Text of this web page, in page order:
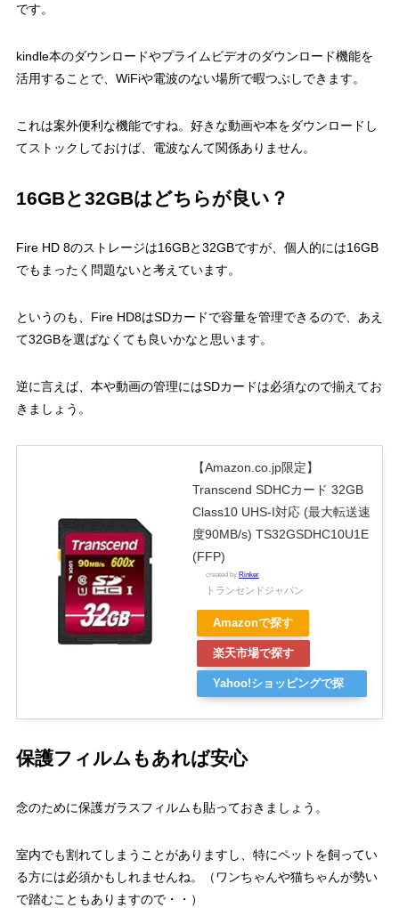
です。
kindle本のダウンロードやプライムビデオのダウンロード機能を
活用することで、WiFiや電波のない場所で暇つぶしできます。
これは案外便利な機能ですね。好きな動画や本をダウンロードし
てストックしておけば、電波なんて関係ありません。
16GBと32GBはどちらが良い？
Fire HD 8のストレージは16GBと32GBですが、個人的には16GB
でもまったく問題ないと考えています。
というのも、Fire HD8はSDカードで容量を管理できるので、あえ
て32GBを選ばなくても良いかなと思います。
逆に言えば、本や動画の管理にはSDカードは必須なので揃えてお
きましょう。
【Amazon.co.jp限定】
Transcend SDHCカード 32GB
Class10 UHS-I対応 (最大転送速
度90MB/s) TS32GSDHC10U1E
(FFP)
created by Rinker
トランセンドジャパン
Amazonで探す
楽天市場で探す
Yahoo!ショッピングで探
保護フィルムもあれば安心
念のために保護ガラスフィルムも貼っておきましょう。
室内でも割れてしまうことがありますし、特にペットを飼ってい
る方には必須かもしれませんね。（ワンちゃんや猫ちゃんが勢い
で踏むこともありますので・・）